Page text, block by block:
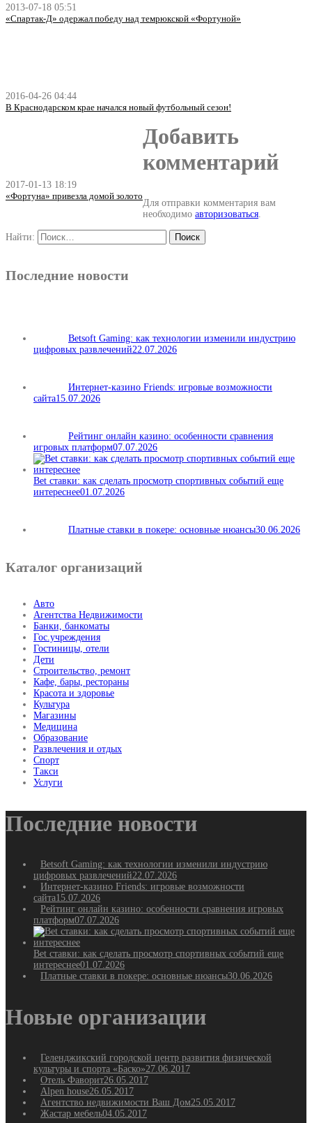
2013-07-18 05:51
«Спартак-Д» одержал победу над темрюкской «Фортуной»
2016-04-26 04:44
В Краснодарском крае начался новый футбольный сезон!
2017-01-13 18:19
«Фортуна» привезла домой золото
Добавить
комментарий
Для отправки комментария вам
необходимо авторизоваться
Найти:
Последние новости
Betsoft Gaming: как технологии изменили индустрию
цифровых развлечений22.07.2026
Интернет-казино Friends: игровые возможности
сайта15.07.2026
Рейтинг онлайн казино: особенности сравнения
игровых платформ07.07.2026
Bet ставки: как сделать просмотр спортивных событий еще
интереснее01.07.2026
Платные ставки в покере: основные нюансы30.06.2026
Каталог организаций
Авто
Агентства Недвижимости
Банки, банкоматы
Гос.учреждения
Гостиницы, отели
Дети
Строительство, ремонт
Кафе, бары, рестораны
Красота и здоровье
Культура
Магазины
Медицина
Образование
Развлечения и отдых
Спорт
Такси
Услуги
Последние новости
Betsoft Gaming: как технологии изменили индустрию
цифровых развлечений22.07.2026
Интернет-казино Friends: игровые возможности
сайта15.07.2026
Рейтинг онлайн казино: особенности сравнения игровых
платформ07.07.2026
Bet ставки: как сделать просмотр спортивных событий еще
интереснее01.07.2026
Платные ставки в покере: основные нюансы30.06.2026
Новые организации
Геленджикский городской центр развития физической
культуры и спорта «Баско»27.06.2017
Отель Фаворит26.05.2017
Alpen house26.05.2017
Агентство недвижимости Ваш Дом25.05.2017
Жастар мебель04.05.2017